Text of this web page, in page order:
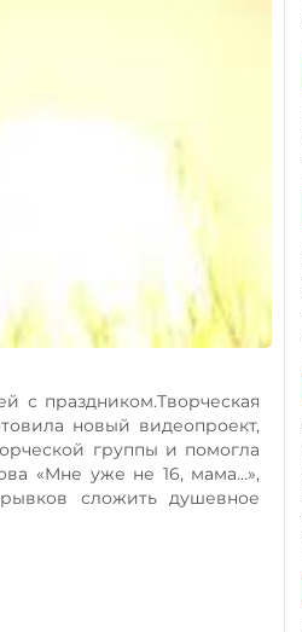
с праздником.Творческая
новый видеопроект,
группы и помогла
«Мне уже не 16, мама…»,
сложить душевное